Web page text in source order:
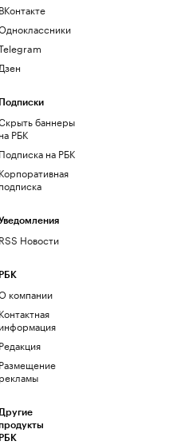
ВКонтакте
Дзен
Подписки
баннеры
на РБК
Подписка на РБК
Корпоративная
подписка
RSS Новости
РБК
компании
Контактная
информация
Редакция
Размещение
рекламы
Другие
РБК